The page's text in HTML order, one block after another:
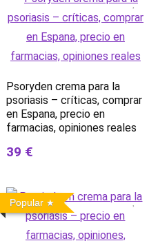
Psoryden crema para la
psoriasis – críticas, comprar
en Espana, precio en
farmacias, opiniones reales
39 €
Popular